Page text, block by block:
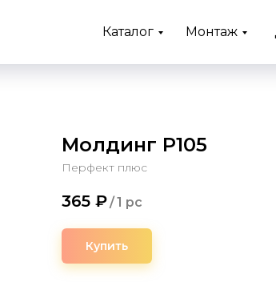
Каталог Монтаж
Молдинг P105
Перфект плюс
365 ₽/1 pc
Купить